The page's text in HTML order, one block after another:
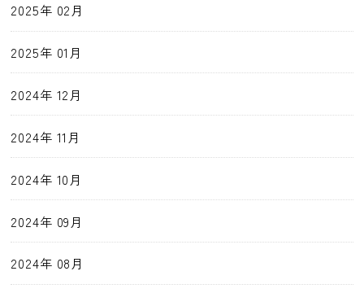
2025年 02月
2025年 01月
2024年 12月
2024年 11月
2024年 10月
2024年 09月
2024年 08月